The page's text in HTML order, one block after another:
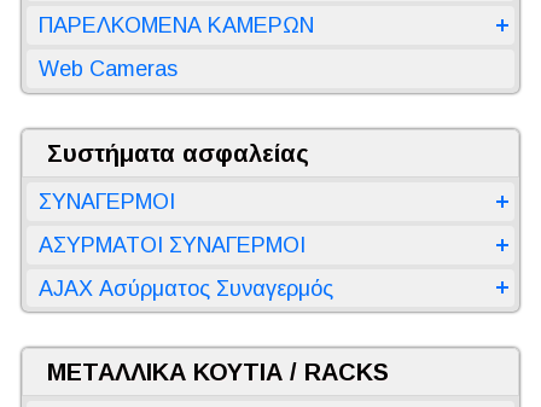
ΠΑΡΕΛΚΟΜΕΝΑ ΚΑΜΕΡΩΝ
Web Cameras
Συστήματα ασφαλείας
ΣΥΝΑΓΕΡΜΟΙ
ΑΣΥΡΜΑΤΟΙ ΣΥΝΑΓΕΡΜΟΙ
AJAX Ασύρματος Συναγερμός
ΜΕΤΑΛΛΙΚΑ ΚΟΥΤΙΑ / RACKS